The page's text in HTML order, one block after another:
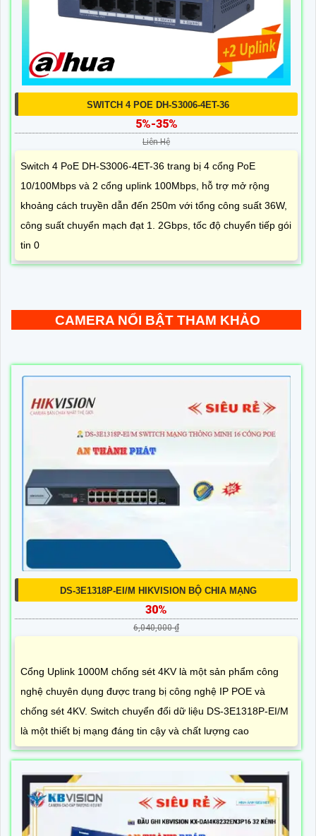
SWITCH 4 POE DH-S3006-4ET-36
5%-35%
Liên Hệ
Switch 4 PoE DH-S3006-4ET-36 trang bị 4 cổng PoE
10/100Mbps và 2 cổng uplink 100Mbps, hỗ trợ mở rộng
khoảng cách truyền dẫn đến 250m với tổng công suất 36W,
công suất chuyển mạch đạt 1. 2Gbps, tốc độ chuyển tiếp gói
tin 0
CAMERA NỔI BẬT THAM KHẢO
DS-3E1318P-EI/M HIKVISION BỘ CHIA MẠNG
30%
6,040,000 ₫
Cổng Uplink 1000M chống sét 4KV là một sản phẩm công
nghệ chuyên dụng được trang bị công nghệ IP POE và
chống sét 4KV. Switch chuyển đổi dữ liệu DS-3E1318P-EI/M
là một thiết bị mạng đáng tin cậy và chất lượng cao